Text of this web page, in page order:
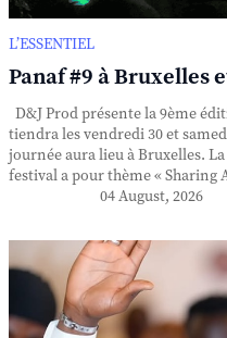
L’ESSENTIEL
Panaf #9 à Bruxelles
D&J Prod présente la 9ème
tiendra les vendredi 30 et
journée aura lieu à Bruxelles.
festival a pour thème « Sharing
04 August, 2026